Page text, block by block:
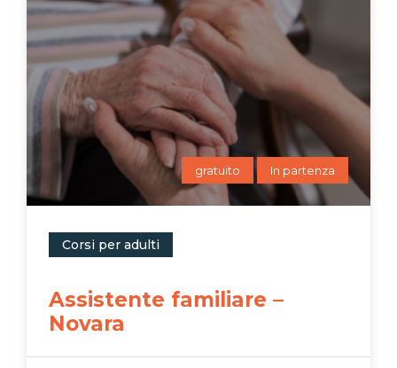
gratuito In partenza
Corsi per adulti
Assistente familiare –
Novara